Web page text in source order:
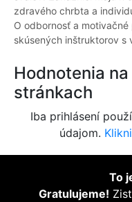
zdravého chrbta a
O odbornosť a
skúsených inštruktorov s
Hodnotenia
stránkach
Iba prihlásení
údajom.
To
Gratulujeme!